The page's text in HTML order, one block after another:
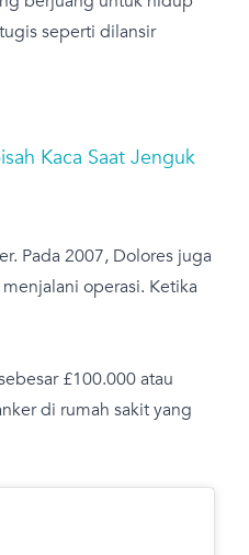
seperti dilansir
Kaca Saat Jenguk
Pada 2007, Dolores juga
operasi. Ketika
£100.000 atau
di rumah sakit yang